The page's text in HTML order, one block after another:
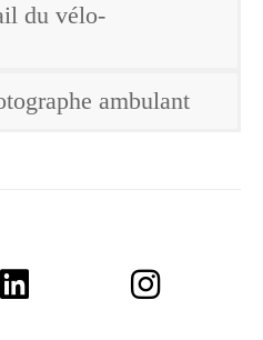
du vélo-
ambulant